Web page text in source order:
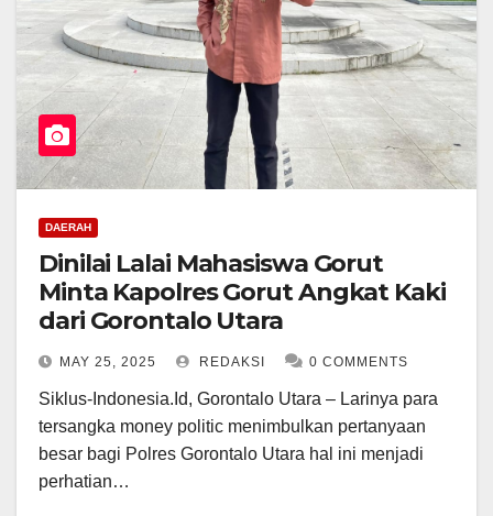
DAERAH
Dinilai Lalai Mahasiswa Gorut
Minta Kapolres Gorut Angkat Kaki
dari Gorontalo Utara
MAY 25, 2025 REDAKSI 0 COMMENTS
Siklus-Indonesia.Id, Gorontalo Utara – Larinya para
tersangka money politic menimbulkan pertanyaan
besar bagi Polres Gorontalo Utara hal ini menjadi
perhatian…